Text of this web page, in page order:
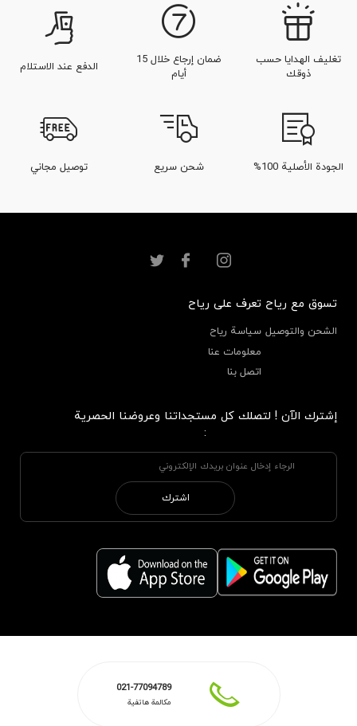
تغليف الهدايا حسب
ذوقك
ضمان إرجاع خلال 15
أيام
الدفع عند الاستلام
الجودة الأصلية 100% شحن سريع توصيل مجاني
تسوق مع رياح
الشحن والتوصيل
تعرف على رياح
سياسة رياح
معلومات عنا
اتصل بنا
إشترك الآن ! لتصلك كل مستجداتنا وعروضنا الحصرية
:
اشترك
021-77094789
مكالمة هاتفية